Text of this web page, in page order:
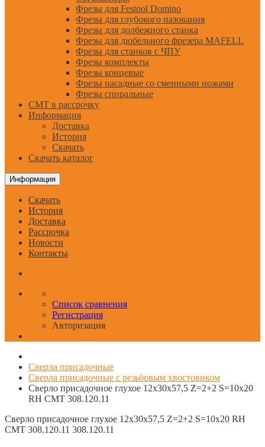
Фрезы для Festool Domino
Фрезы для глубокого пазования
Фрезы для долбежного станка
Фрезы для дюбельного фрезера MAFELL
Фрезы для станков с ЧПУ
Фрезы комплекты
Фрезы концевые
Фрезы насадные со сменными ножами
Фрезы спиральные
CMT в рассрочку
Информация
Доставка
История
Скачать
Скачать каталог
Информация
Скачать
История
Доставка
Рассрочка
Новости
Контакты
Список сравнения
Регистрация
Авторизация
Сверла присадочные
Сверла присадочные с резьбовым хвостовиком
Сверло присадочное глухое 12x30x57,5 Z=2+2 S=10x20
RH CMT 308.120.11
Сверло присадочное глухое 12x30x57,5 Z=2+2 S=10x20 RH
CMT 308.120.11 308.120.11